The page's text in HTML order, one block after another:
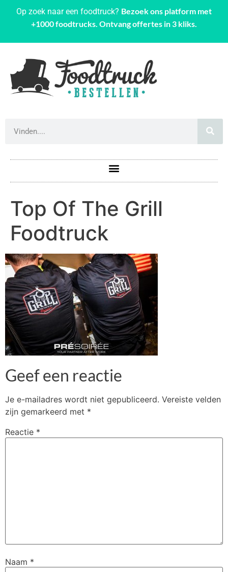
Op zoek naar een foodtruck? Bezoek ons platform met
+1000 foodtrucks. Ontvang offertes in 3 kliks.
Top Of The Grill
Foodtruck
Geef een reactie
Je e-mailadres wordt niet gepubliceerd. Vereiste velden
zijn gemarkeerd met *
Reactie *
Naam *